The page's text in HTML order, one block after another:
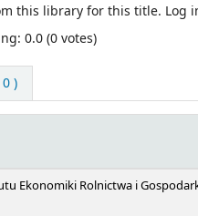
this library for this title. Log
0.0 (0 votes)
)
Ekonomiki Rolnictwa i